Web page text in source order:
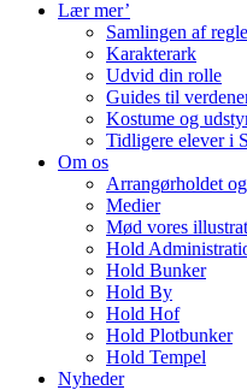
Lær mer’
Samlingen af
Karakterark
Udvid din rolle
Guides til
Kostume og
Tidligere elever i
Om os
Arrangørholdet
Medier
Mød vores
Hold
Hold Bunker
Hold By
Hold Hof
Hold Plotbunker
Hold Tempel
Nyheder